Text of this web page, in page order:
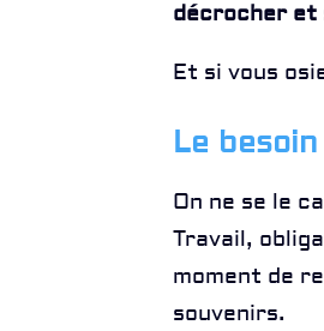
décrocher et
Et si vous
Le
On ne se le
Travail,
moment de
souvenirs.